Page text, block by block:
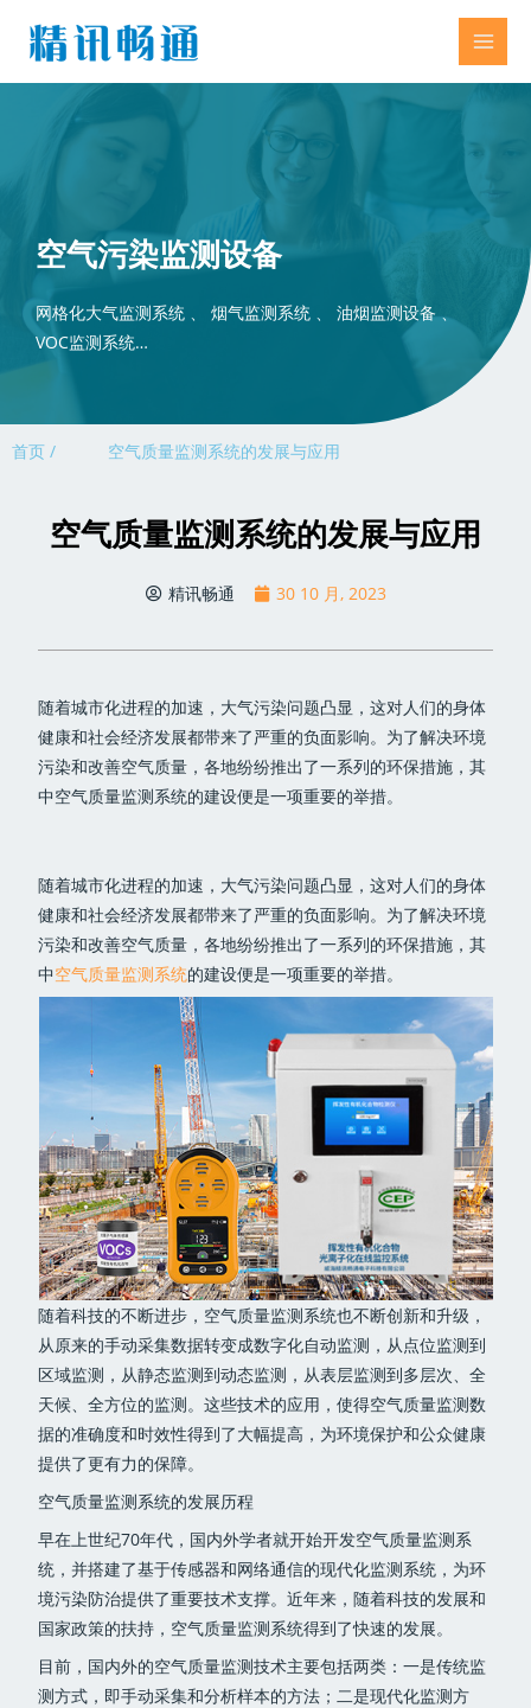
空气污染监测设备
网格化大气监测系统 、 烟气监测系统 、 油烟监测设备 、
VOC监测系统…
首页 / 空气质量监测系统的发展与应用
空气质量监测系统的发展与应用
精讯畅通 30 10 月, 2023
随着城市化进程的加速，大气污染问题凸显，这对人们的身体
健康和社会经济发展都带来了严重的负面影响。为了解决环境
污染和改善空气质量，各地纷纷推出了一系列的环保措施，其
中空气质量监测系统的建设便是一项重要的举措。
随着城市化进程的加速，大气污染问题凸显，这对人们的身体
健康和社会经济发展都带来了严重的负面影响。为了解决环境
污染和改善空气质量，各地纷纷推出了一系列的环保措施，其
中空气质量监测系统的建设便是一项重要的举措。
随着科技的不断进步，空气质量监测系统也不断创新和升级，
从原来的手动采集数据转变成数字化自动监测，从点位监测到
区域监测，从静态监测到动态监测，从表层监测到多层次、全
天候、全方位的监测。这些技术的应用，使得空气质量监测数
据的准确度和时效性得到了大幅提高，为环境保护和公众健康
提供了更有力的保障。
空气质量监测系统的发展历程
早在上世纪70年代，国内外学者就开始开发空气质量监测系
统，并搭建了基于传感器和网络通信的现代化监测系统，为环
境污染防治提供了重要技术支撑。近年来，随着科技的发展和
国家政策的扶持，空气质量监测系统得到了快速的发展。
目前，国内外的空气质量监测技术主要包括两类：一是传统监
测方式，即手动采集和分析样本的方法；二是现代化监测方